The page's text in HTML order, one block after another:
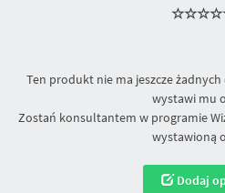
Ten produkt nie ma jeszcze
wystawi mu
Zostań konsultantem w programie
wystawioną
Dodaj